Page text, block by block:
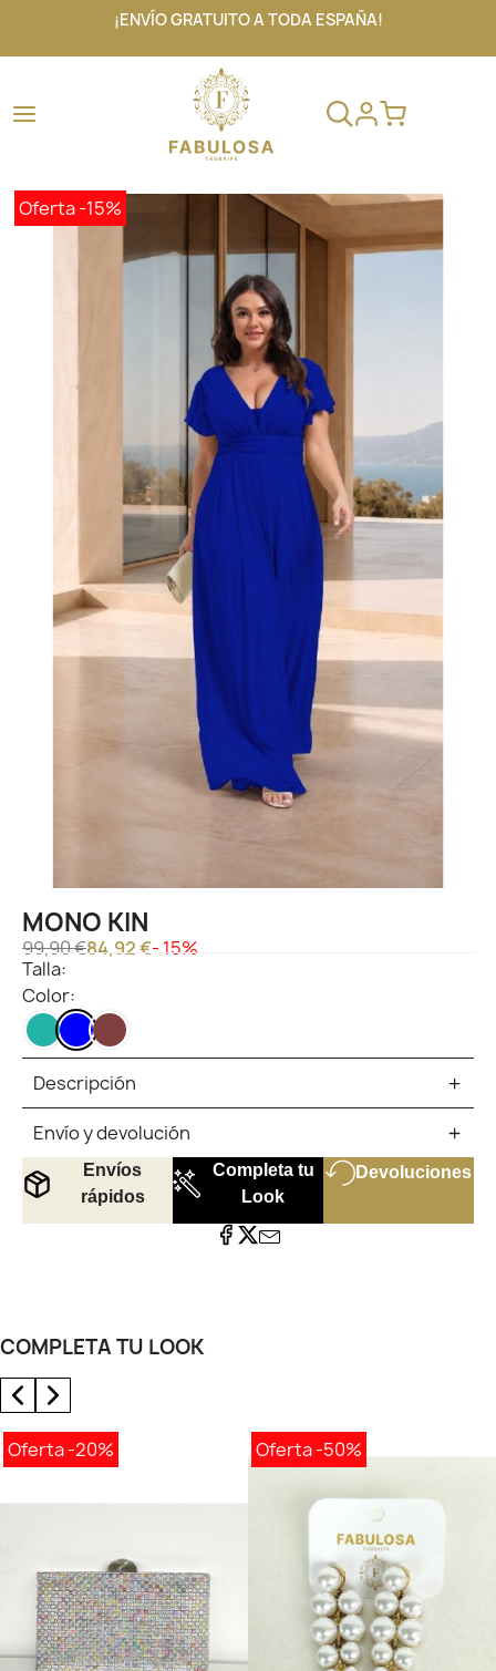
¡ENVÍO GRATUITO A TODA ESPAÑA!
Oferta-15%
MONO KIN
99,90 €84,92 €- 15%
Talla:
Color:
TURQUESA
AZULMARRON
Descripción
Envío y devolución
Envíos
rápidos
Completa tu
Look
Devoluciones
COMPLETA TU LOOK
Oferta-20% Oferta-50%